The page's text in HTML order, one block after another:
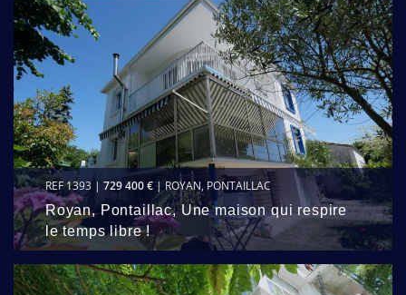
REF 1393 | 729 400 €| ROYAN, PONTAILLAC
Royan, Pontaillac, Une maison qui respire
le temps libre !